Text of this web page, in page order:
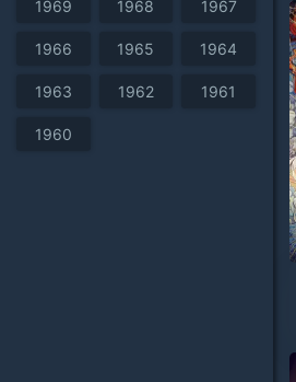
1969 1968 1967
1966 1965 1964
1963 1962 1961
1960